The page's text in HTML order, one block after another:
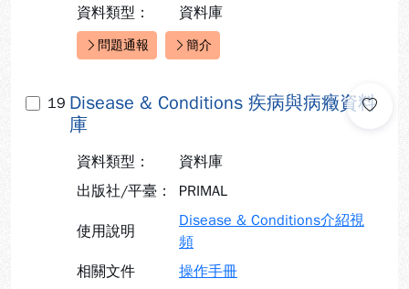
資料類型： 資料庫
快速連結：
問題通報 簡介
19 Disease & Conditions 疾病與病癥資料
庫
資料類型：
資料庫
出版社/平臺：
PRIMAL
使用說明
Disease & Conditions介紹視
頻
相關文件
操作手冊